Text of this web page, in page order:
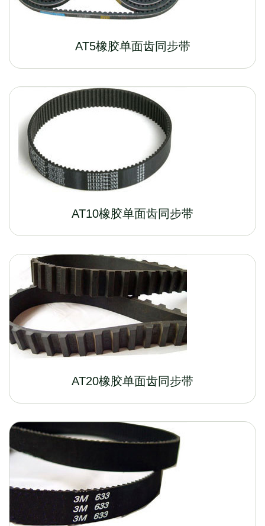
AT5橡胶单面齿同步带
AT10橡胶单面齿同步带
AT20橡胶单面齿同步带